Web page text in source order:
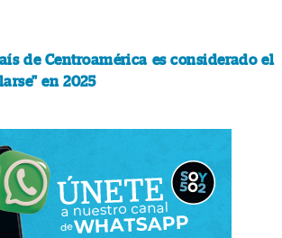
de Centroamérica es considerado el
en 2025